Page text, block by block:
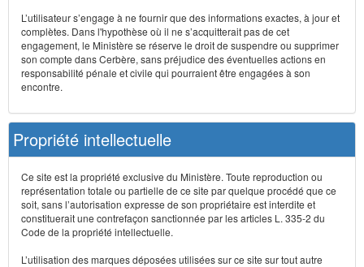
L’utilisateur s’engage à ne fournir que des informations exactes, à jour et
complètes. Dans l'hypothèse où il ne s’acquitterait pas de cet
engagement, le Ministère se réserve le droit de suspendre ou supprimer
son compte dans Cerbère, sans préjudice des éventuelles actions en
responsabilité pénale et civile qui pourraient être engagées à son
encontre.
Propriété intellectuelle
Ce site est la propriété exclusive du Ministère. Toute reproduction ou
représentation totale ou partielle de ce site par quelque procédé que ce
soit, sans l’autorisation expresse de son propriétaire est interdite et
constituerait une contrefaçon sanctionnée par les articles L. 335-2 du
Code de la propriété intellectuelle.
L’utilisation des marques déposées utilisées sur ce site sur tout autre